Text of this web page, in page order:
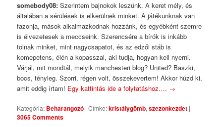
somebody08: Szerintem bajnokok leszünk. A keret mély, és
általában a sérülések is elkerülnek minket. A játékunknak van
fazonja, mások alkalmazkodnak hozzánk, és egyébként szemre
is élvezetesek a meccseink. Szerencsére a bírók is inkább
tolnak minket, mint nagycsapatot, és az edzői stáb is
komepetens, élén a kopasszal, aki tudja, hogyan kell nyerni.
Várjál, mit mondtál, melyik manchesteri blog? United? Baszki,
bocs, tényleg. Szorri, régen volt, összekevertem! Akkor húzd ki,
amit eddig írtam! Egy kattintás ide a folytatáshoz…. →
Kategória: Beharangozó |Címke:kristálygömb,szezonkezdet |
3065 Comments